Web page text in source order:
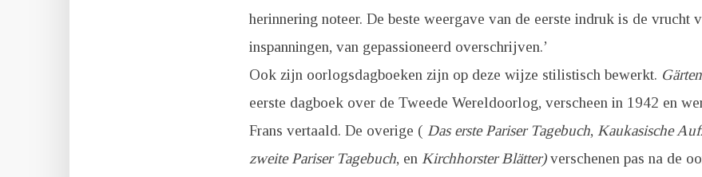
herinnering noteer. De beste weergave van de eerste indruk is de vrucht
inspanningen, van gepassioneerd overschrijven.’
Ook zijn oorlogsdagboeken zijn op deze wijze stilistisch bewerkt.
eerste dagboek over de Tweede Wereldoorlog, verscheen in 1942 en
Frans vertaald. De overige ( Das erste Pariser Tagebuch, Kaukasische
zweite Pariser Tagebuch, en Kirchhorster Blätter)verschenen pas na de